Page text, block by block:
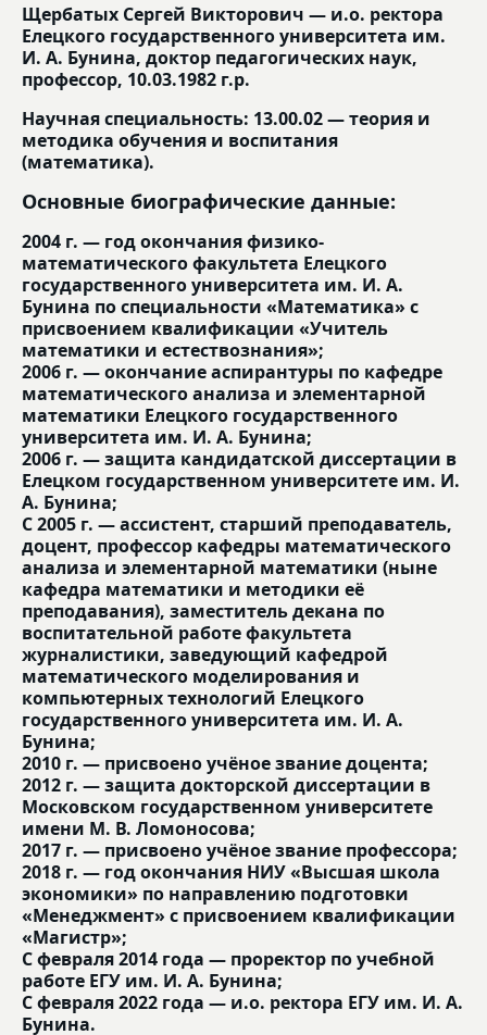
Щербатых Сергей Викторович — и.о. ректора
Елецкого государственного университета им.
И. А. Бунина, доктор педагогических наук,
профессор, 10.03.1982 г.р.
Научная специальность: 13.00.02 — теория и
методика обучения и воспитания
(математика).
Основные биографические данные:
2004 г. — год окончания физико-
математического факультета Елецкого
государственного университета им. И. А.
Бунина по специальности «Математика» с
присвоением квалификации «Учитель
математики и естествознания»;
2006 г. — окончание аспирантуры по кафедре
математического анализа и элементарной
математики Елецкого государственного
университета им. И. А. Бунина;
2006 г. — защита кандидатской диссертации в
Елецком государственном университете им. И.
А. Бунина;
С 2005 г. — ассистент, старший преподаватель,
доцент, профессор кафедры математического
анализа и элементарной математики (ныне
кафедра математики и методики её
преподавания), заместитель декана по
воспитательной работе факультета
журналистики, заведующий кафедрой
математического моделирования и
компьютерных технологий Елецкого
государственного университета им. И. А.
Бунина;
2010 г. — присвоено учёное звание доцента;
2012 г. — защита докторской диссертации в
Московском государственном университете
имени М. В. Ломоносова;
2017 г. — присвоено учёное звание профессора;
2018 г. — год окончания НИУ «Высшая школа
экономики» по направлению подготовки
«Менеджмент» с присвоением квалификации
«Магистр»;
С февраля 2014 года — проректор по учебной
работе ЕГУ им. И. А. Бунина;
С февраля 2022 года — и.о. ректора ЕГУ им. И. А.
Бунина.